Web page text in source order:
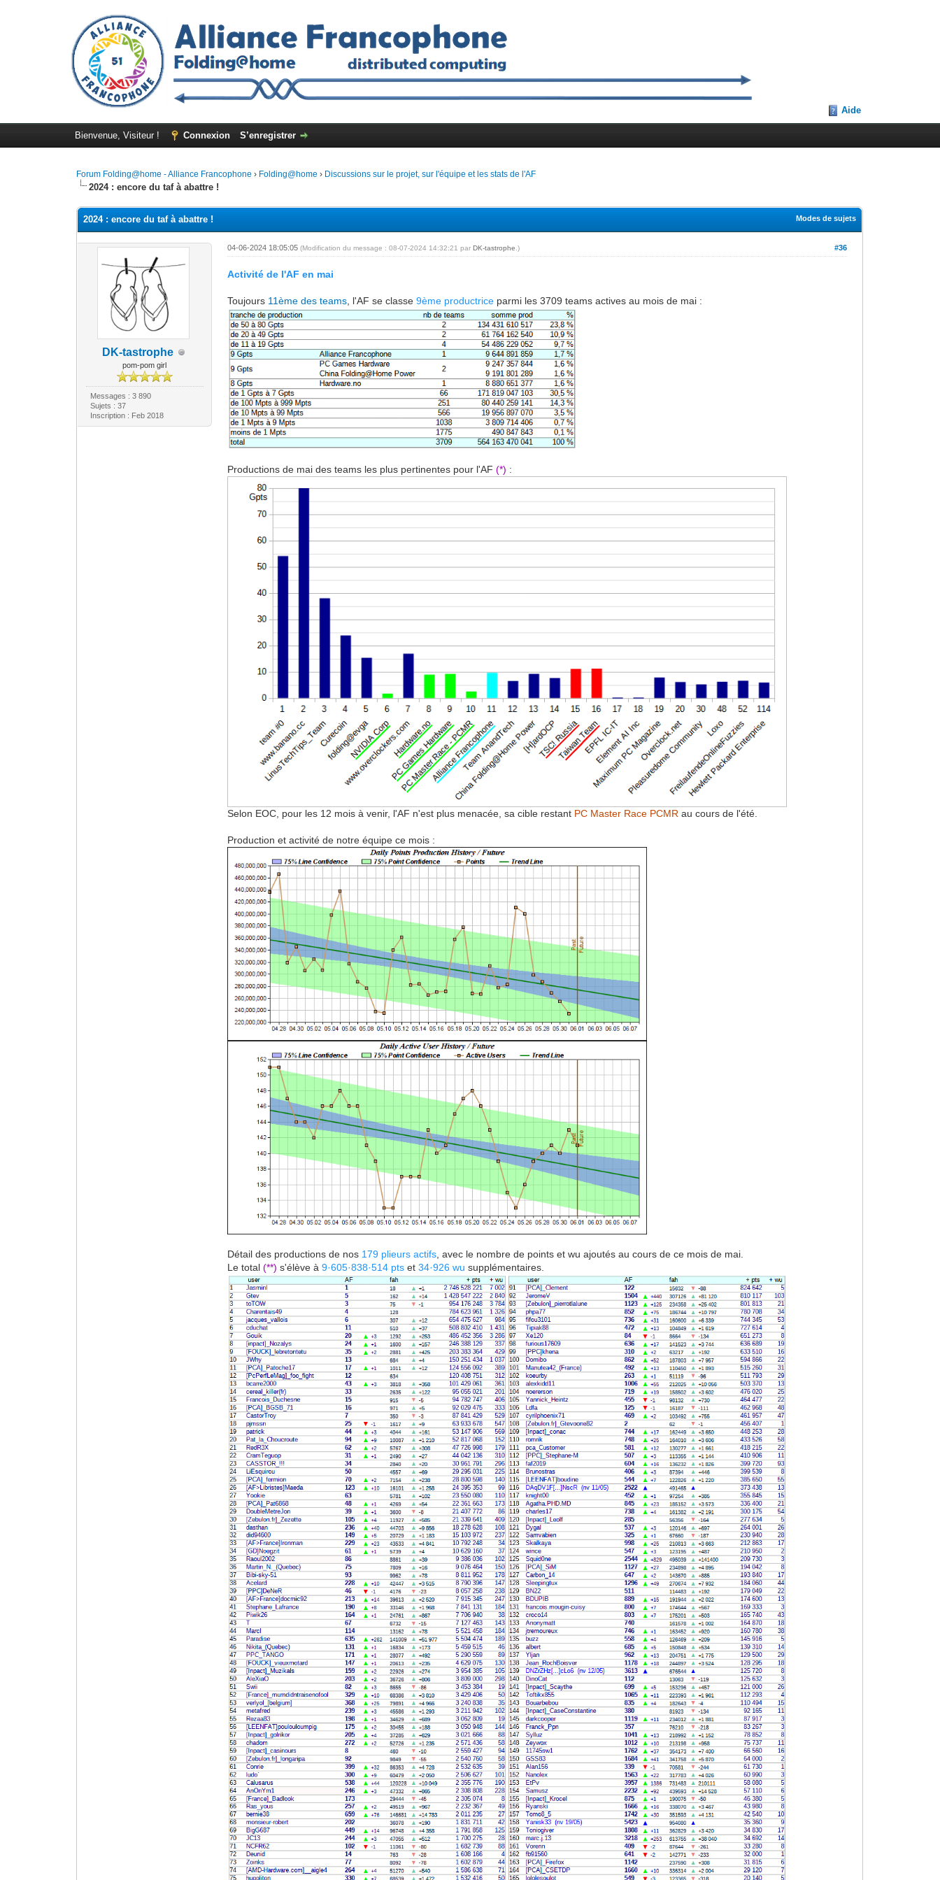
Aide
Bienvenue, Visiteur ! Connexion S’enregistrer
Forum Folding@home - Alliance Francophone › Folding@home › Discussions sur le projet, sur l'équipe et les stats de l'AF
2024 : encore du taf à abattre !
Modes de sujets
2024 : encore du taf à abattre !
DK-tastrophe
pom-pom girl
Messages : 3 890
Sujets : 37
Inscription : Feb 2018
#36
04-06-2024 18:05:05(Modification du message : 08-07-2024 14:32:21 parDK-tastrophe .)
Activité de l'AF en mai
Toujours 11ème des teams , l'AF se classe9ème productrice parmi les 3709 teams actives au mois de mai :
Productions de mai des teams les plus pertinentes pour l'AF(*) :
Selon EOC, pour les 12 mois à venir, l'AF n'est plus menacée, sa cible restant PC Master Race PCMR au cours de l'été.
Production et activité de notre équipe ce mois :
Détail des productions de nos 179 plieurs actifs , avec le nombre de points et wu ajoutés au cours de ce mois de mai.
Le total(**) s'élève à9·605·838·514 pts et34·926 wu supplémentaires.